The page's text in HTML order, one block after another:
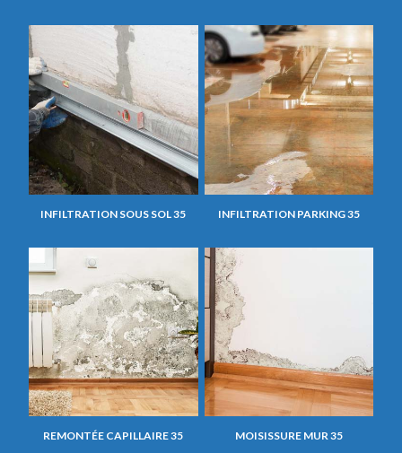
INFILTRATION SOUS SOL 35 INFILTRATION PARKING 35
REMONTÉE CAPILLAIRE 35 MOISISSURE MUR 35